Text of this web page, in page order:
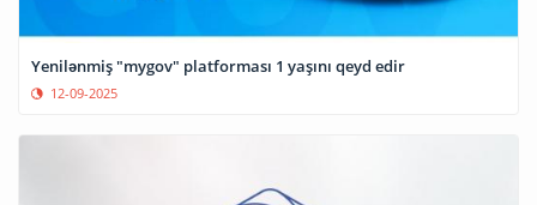
Yenilənmiş "mygov" platforması 1 yaşını qeyd edir
12-09-2025